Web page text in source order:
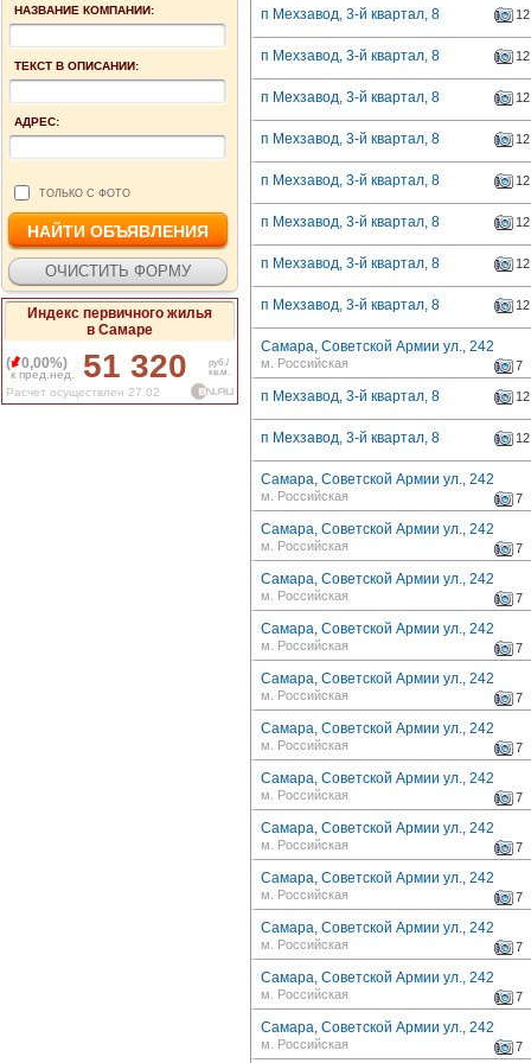
НАЗВАНИЕ КОМПАНИИ:
ТЕКСТ В ОПИСАНИИ:
АДРЕС:
ТОЛЬКО С ФОТО
Индекс первичного жилья
в Самаре
(
0,00%)
к пред.нед. 51 320
руб./
кв.м.
Расчет осуществлен 27.02
п Мехзавод, 3-й квартал, 8 12
п Мехзавод, 3-й квартал, 8 12
п Мехзавод, 3-й квартал, 8 12
п Мехзавод, 3-й квартал, 8 12
п Мехзавод, 3-й квартал, 8 12
п Мехзавод, 3-й квартал, 8 12
п Мехзавод, 3-й квартал, 8 12
п Мехзавод, 3-й квартал, 8 12
Самара, Советской Армии ул., 242
7
м. Российская
п Мехзавод, 3-й квартал, 8 12
п Мехзавод, 3-й квартал, 8 12
Самара, Советской Армии ул., 242
7
м. Российская
Самара, Советской Армии ул., 242
7
м. Российская
Самара, Советской Армии ул., 242
7
м. Российская
Самара, Советской Армии ул., 242
7
м. Российская
Самара, Советской Армии ул., 242
7
м. Российская
Самара, Советской Армии ул., 242
7
м. Российская
Самара, Советской Армии ул., 242
7
м. Российская
Самара, Советской Армии ул., 242
7
м. Российская
Самара, Советской Армии ул., 242
7
м. Российская
Самара, Советской Армии ул., 242
7
м. Российская
Самара, Советской Армии ул., 242
7
м. Российская
Самара, Советской Армии ул., 242
7
м. Российская